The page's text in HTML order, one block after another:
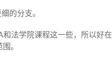
的分支。
法学院课程这一些，所以好
。